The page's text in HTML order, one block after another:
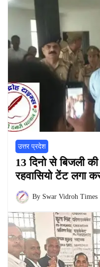
उत्तर प्रदेश
13 दिनो से बिजली
रहवासियो टेंट लगा
By Swar Vidroh Times